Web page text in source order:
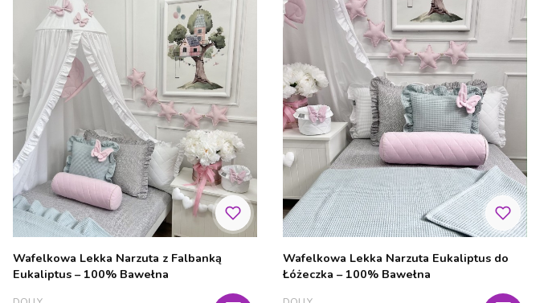
Wafelkowa Lekka Narzuta z Falbanką
Eukaliptus – 100% Bawełna
PRODUCENT
Wafelkowa Lekka Narzuta Eukaliptus do
Łóżeczka – 100% Bawełna
PRODUCENT